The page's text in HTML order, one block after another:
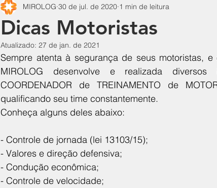
Dicas Motoristas
MIROLOG 30 de jul. de 2020 1 min de leitura
Atualizado: 27 de jan. de 2021
Sempre atenta à segurança de seus motoristas,
MIROLOG desenvolve e realizada diversos
COORDENADOR de TREINAMENTO de
qualificando seu time constantemente.
Conheça alguns deles abaixo:
- Controle de jornada (lei 13103/15);
- Valores e direção defensiva;
- Condução econômica;
- Controle de velocidade;